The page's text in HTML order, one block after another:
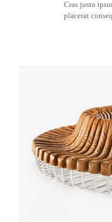
Cras justo
placerat